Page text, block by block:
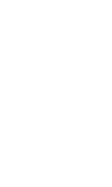
materiaal voert
of onderweg -
keuze.
materiaal:
Lever het in bij